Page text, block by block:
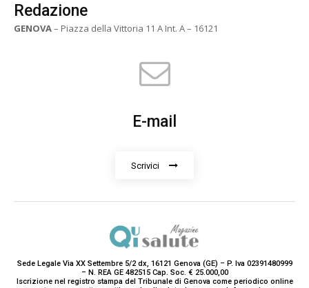
Redazione
GENOVA– Piazza della Vittoria 11 A Int. A – 16121
E-mail
Scrivici
Sede Legale Via XX Settembre 5/2 dx, 16121 Genova (GE) – P. Iva 02391480999
– N. REA GE 482515 Cap. Soc. € 25.000,00
Iscrizione nel registro stampa del Tribunale di Genova come periodico online